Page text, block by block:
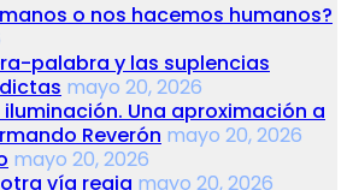
o nos hacemos humanos?
palabra y las suplencias
mayo 20, 2026
Una aproximación a
Reverón mayo 20, 2026
mayo 20, 2026
vía regia mayo 20, 2026